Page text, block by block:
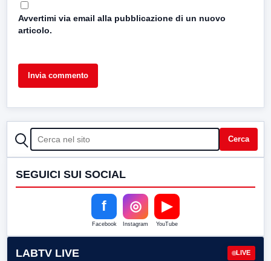
Avvertimi via email alla pubblicazione di un nuovo
articolo.
CERCA Cerca
SEGUICI SUI SOCIAL
f
Facebook
◎
Instagram
▶
YouTube
LABTV LIVE LIVE